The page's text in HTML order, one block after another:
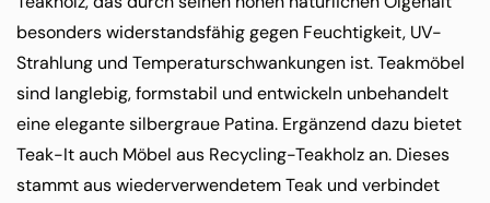
besonders widerstandsfähig gegen Feuchtigkeit, UV-
Strahlung und Temperaturschwankungen ist. Teakmöbel
sind langlebig, formstabil und entwickeln unbehandelt
eine elegante silbergraue Patina. Ergänzend dazu bietet
Teak-It auch Möbel aus Recycling-Teakholz an. Dieses
stammt aus wiederverwendetem Teak und verbindet